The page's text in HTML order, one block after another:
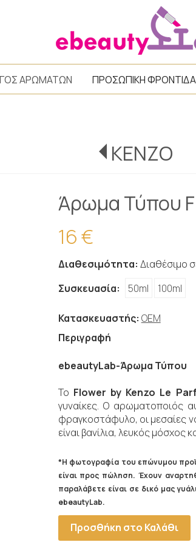
ΑΡΩΜΑΤΩΝ ΠΡΟΣΩΠΙΚΗ ΦΡΟΝΤΙΔΑ
KENZO
Άρωμα Τύπου
16 €
Διαθεσιμότητα: Διαθέσιμο
Συσκευασία:
50ml 100ml
Κατασκευαστής: OEM
Περιγραφή
ebeautyLab-Άρωμα Τύπου
Το Flower by Kenzo Le
γυναίκες. Ο αρωματοποιός
φραγκοστάφυλο, οι μεσαίες
είναι βανίλια, λευκός μόσχος
*Η φωτογραφία του επώνυμου
είναι προς πώληση. Έχουν
παραλάβετε είναι σε δικό μας
ebeautyLab.
Προσθήκη στο Καλάθι